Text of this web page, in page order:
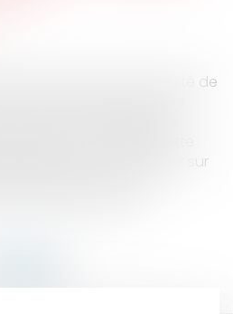
société Google a accepté de
d'un de ses blogueurs
opposition devant les
sur les blogsCette
par un blogueur sur
diffamatoires à
élections d'un...